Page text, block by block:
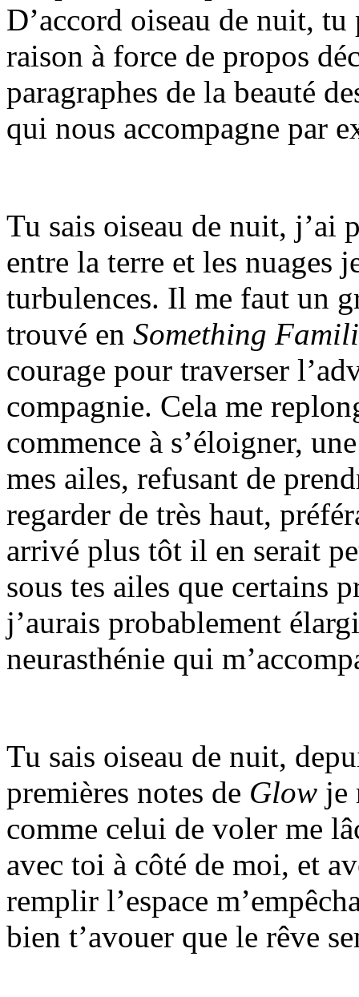
D’accord oiseau de nuit, tu
raison à force de propos
paragraphes de la beauté
qui nous accompagne par
Tu sais oiseau de nuit, j’ai
entre la terre et les nuages
turbulences. Il me faut un
trouvé en Something
courage pour traverser
compagnie. Cela me
commence à s’éloigner,
mes ailes, refusant de
regarder de très haut,
arrivé plus tôt il en serait
sous tes ailes que certains
j’aurais probablement
neurasthénie qui
Tu sais oiseau de nuit,
premières notes de Glow je
comme celui de voler me
avec toi à côté de moi, et
remplir l’espace
bien t’avouer que le rêve